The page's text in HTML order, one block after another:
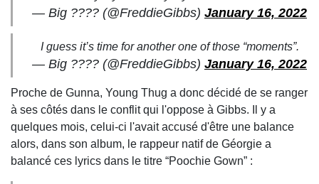
— Big ???? (@FreddieGibbs) January 16, 2022
I guess it’s time for another one of those “moments”.
— Big ???? (@FreddieGibbs) January 16, 2022
Proche de Gunna, Young Thug a donc décidé de se ranger
à ses côtés dans le conflit qui l'oppose à Gibbs. Il y a
quelques mois, celui-ci l'avait accusé d'être une balance
alors, dans son album, le rappeur natif de Géorgie a
balancé ces lyrics dans le titre “Poochie Gown” :